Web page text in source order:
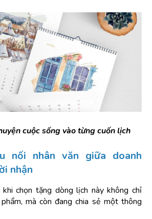
cuộc sống vào từng cuốn lịch
nối nhân văn giữa doanh
nhận
chọn tặng dòng lịch này không chỉ
mà còn đang chia sẻ một thông